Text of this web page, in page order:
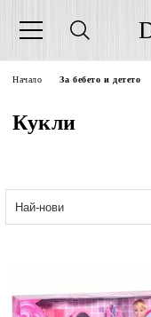
Начало За бебето и детето
Кукли